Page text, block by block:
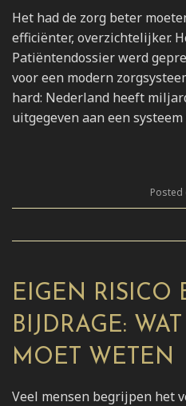
Het had de zorg beter
efficiënter, overzichtelijker.
Patiëntendossier werd
voor een modern
hard: Nederland heeft
uitgegeven aan een
Posted
EIGEN RISICO
BIJDRAGE:
MOET WETEN
Veel mensen begrijpen het